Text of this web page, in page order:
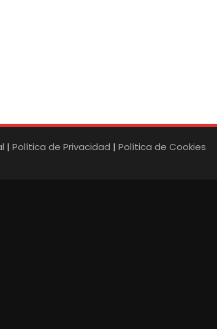
| Política de Privacidad | Política de Cookies